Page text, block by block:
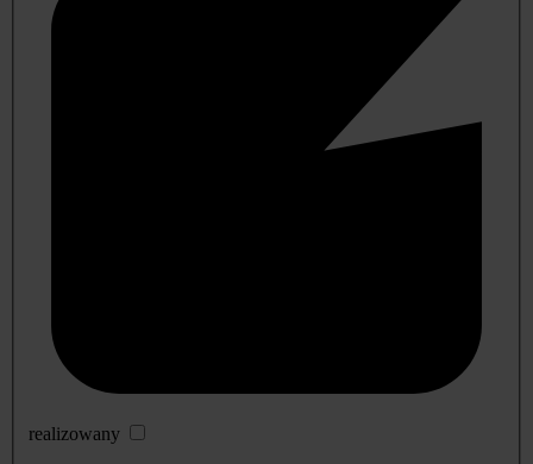
realizowany